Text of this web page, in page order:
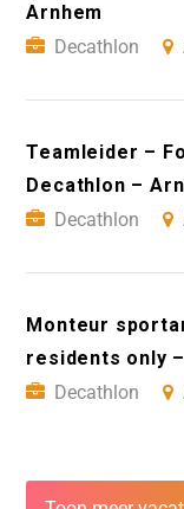
Arnhem
Decathlon
Teamleider –
Decathlon –
Decathlon
Monteur
residents only
Decathlon